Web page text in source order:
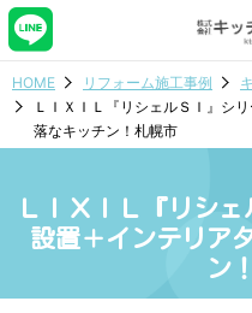
HOME リフォーム施工事例
ＬＩＸＩＬ『リシェルＳＩ』シ
落なキッチン！札幌市
ＬＩＸＩＬ『リシ
設置＋インテリア
ン